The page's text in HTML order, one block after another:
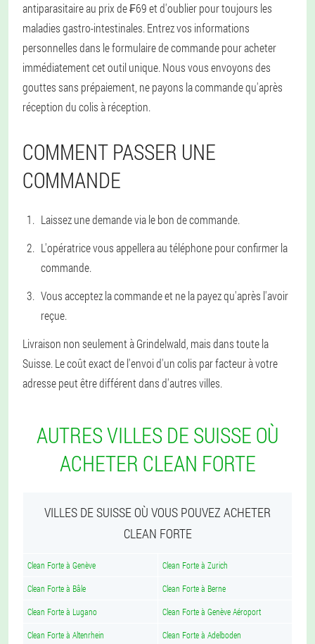
antiparasitaire au prix de ₣69 et d'oublier pour toujours les
maladies gastro-intestinales. Entrez vos informations
personnelles dans le formulaire de commande pour acheter
immédiatement cet outil unique. Nous vous envoyons des
gouttes sans prépaiement, ne payons la commande qu'après
réception du colis à réception.
COMMENT PASSER UNE
COMMANDE
Laissez une demande via le bon de commande.
L'opératrice vous appellera au téléphone pour confirmer la
commande.
Vous acceptez la commande et ne la payez qu'après l'avoir
reçue.
Livraison non seulement à Grindelwald, mais dans toute la
Suisse. Le coût exact de l'envoi d'un colis par facteur à votre
adresse peut être différent dans d'autres villes.
AUTRES VILLES DE SUISSE OÙ
ACHETER CLEAN FORTE
VILLES DE SUISSE OÙ VOUS POUVEZ ACHETER
CLEAN FORTE
Clean Forte à Genève Clean Forte à Zurich
Clean Forte à Bâle Clean Forte à Berne
Clean Forte à Lugano Clean Forte à Genève Aéroport
Clean Forte à Altenrhein Clean Forte à Adelboden